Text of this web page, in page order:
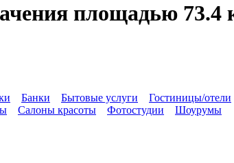
площадью 73.4
Банки Бытовые услуги Гостиницы/отели
Салоны красоты Фотостудии
Шоурумы